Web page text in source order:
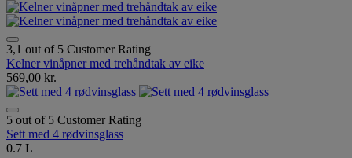
3,1 out of 5 Customer Rating
Kelner vinåpner med trehåndtak av eike
569,00 kr.
5 out of 5 Customer Rating
Sett med 4 rødvinsglass
0.7 L